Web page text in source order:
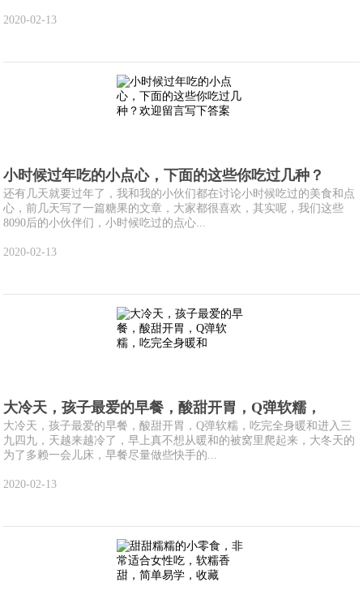
2020-02-13
小时候过年吃的小点心，下面的这些你吃过几种？
还有几天就要过年了，我和我的小伙们都在讨论小时候吃过的美食和点
心，前几天写了一篇糖果的文章，大家都很喜欢，其实呢，我们这些
8090后的小伙伴们，小时候吃过的点心...
2020-02-13
大冷天，孩子最爱的早餐，酸甜开胃，Q弹软糯，
大冷天，孩子最爱的早餐，酸甜开胃，Q弹软糯，吃完全身暖和进入三
九四九，天越来越冷了，早上真不想从暖和的被窝里爬起来，大冬天的
为了多赖一会儿床，早餐尽量做些快手的...
2020-02-13